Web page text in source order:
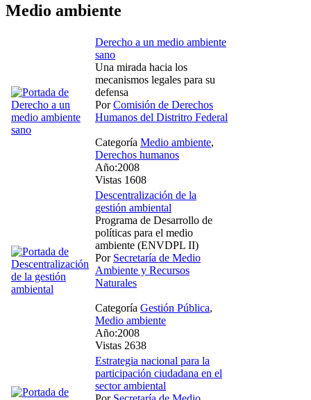
Medio ambiente
Derecho a un medio ambiente
sano
Una mirada hacia los
mecanismos legales para su
defensa
PorComisión de Derechos
Humanos del Distritro Federal
Categoría Medio ambiente,
Derechos humanos
Año:2008
Vistas 1608
Descentralización de la
gestión ambiental
Programa de Desarrollo de
políticas para el medio
ambiente (ENVDPL II)
Por Secretaría de Medio
Ambiente y Recursos
Naturales
Categoría Gestión Pública,
Medio ambiente
Año:2008
Vistas 2638
Estrategia nacional para la
participación ciudadana en el
sector ambiental